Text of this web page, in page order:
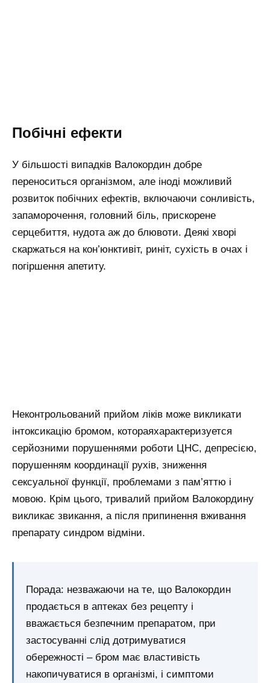
Побічні ефекти
У більшості випадків Валокордин добре
переноситься організмом, але іноді можливий
розвиток побічних ефектів, включаючи сонливість,
запаморочення, головний біль, прискорене
серцебиття, нудота аж до блювоти. Деякі хворі
скаржаться на кон’юнктивіт, риніт, сухість в очах і
погіршення апетиту.
Неконтрольований прийом ліків може викликати
інтоксикацію бромом, котораяхарактеризуется
серйозними порушеннями роботи ЦНС, депресією,
порушенням координації рухів, зниження
сексуальної функції, проблемами з пам’яттю і
мовою. Крім цього, тривалий прийом Валокордину
викликає звикання, а після припинення вживання
препарату синдром відміни.
Порада: незважаючи на те, що Валокордин
продається в аптеках без рецепту і
вважається безпечним препаратом, при
застосуванні слід дотримуватися
обережності – бром має властивість
накопичуватися в організмі, і симптоми